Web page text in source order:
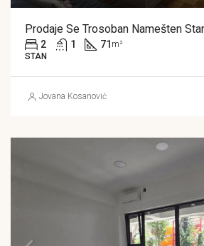
Prodaje Se Trosoban Namešten
2 1 71 m²
STAN
Jovana Kosanović